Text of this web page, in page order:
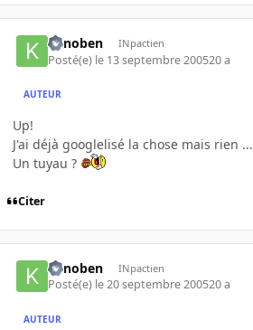
Kenoben INpactien
Posté(e) le 13 septembre 200520 a
AUTEUR
Up!
J'ai déjà googlelisé la chose mais rien ...
Un tuyau ?
Citer
Kenoben INpactien
Posté(e) le 20 septembre 200520 a
AUTEUR